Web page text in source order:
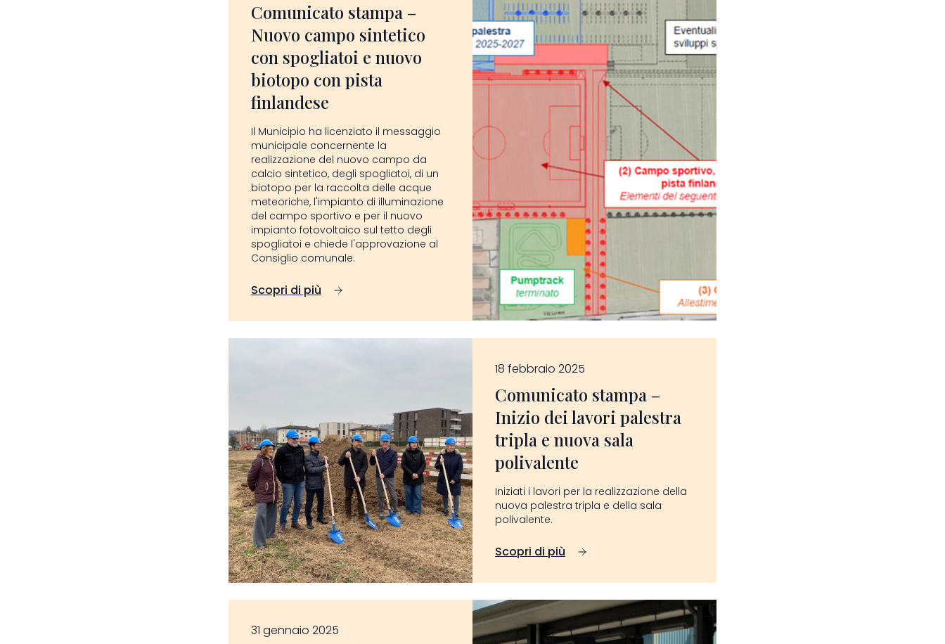
Comunicato stampa –
Nuovo campo sintetico
con spogliatoi e nuovo
biotopo con pista
finlandese
Il Municipio ha licenziato il messaggio
municipale concernente la
realizzazione del nuovo campo da
calcio sintetico, degli spogliatoi, di un
biotopo per la raccolta delle acque
meteoriche, l'impianto di illuminazione
del campo sportivo e per il nuovo
impianto fotovoltaico sul tetto degli
spogliatoi e chiede l'approvazione al
Consiglio comunale.
Scopri di più
18 febbraio 2025
Comunicato stampa –
Inizio dei lavori palestra
tripla e nuova sala
polivalente
Iniziati i lavori per la realizzazione della
nuova palestra tripla e della sala
polivalente.
Scopri di più
31 gennaio 2025